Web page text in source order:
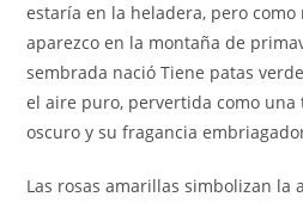
estaría en la heladera, pero como
aparezco en la montaña de
sembrada nació Tiene patas
el aire puro, pervertida como
oscuro y su fragancia
Las rosas amarillas simbolizan la